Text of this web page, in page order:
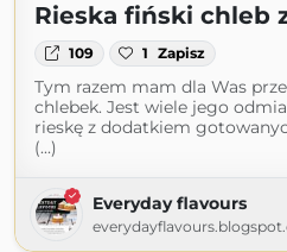
Rieska fiński chleb
109 1 Zapisz
Tym razem mam dla Was
chlebek. Jest wiele jego
rieskę z dodatkiem
(...)
Everyday flavours